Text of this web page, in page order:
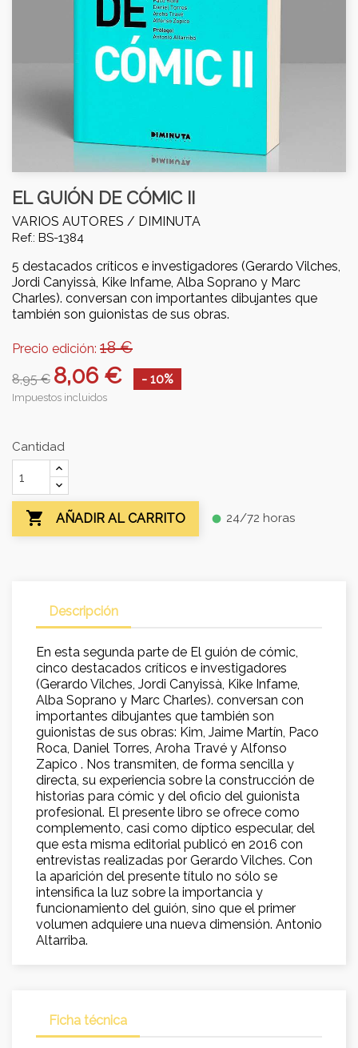
EL GUIÓN DE CÓMIC II
VARIOS AUTORES / DIMINUTA
Ref.: BS-1384
5 destacados críticos e investigadores (Gerardo Vilches,
Jordi Canyissà, Kike Infame, Alba Soprano y Marc
Charles). conversan con importantes dibujantes que
también son guionistas de sus obras.
Precio edición: 18 €
8,95 € 8,06 € - 10%
Impuestos incluidos
Cantidad
 AÑADIR AL CARRITO fiber_manual_record 24/72 horas
Descripción
En esta segunda parte de El guión de cómic,
cinco destacados críticos e investigadores
(Gerardo Vilches, Jordi Canyissà, Kike Infame,
Alba Soprano y Marc Charles). conversan con
importantes dibujantes que también son
guionistas de sus obras: Kim, Jaime Martín, Paco
Roca, Daniel Torres, Aroha Travé y Alfonso
Zapico . Nos transmiten, de forma sencilla y
directa, su experiencia sobre la construcción de
historias para cómic y del oficio del guionista
profesional. El presente libro se ofrece como
complemento, casi como díptico especular, del
que esta misma editorial publicó en 2016 con
entrevistas realizadas por Gerardo Vilches. Con
la aparición del presente título no sólo se
intensifica la luz sobre la importancia y
funcionamiento del guión, sino que el primer
volumen adquiere una nueva dimensión. Antonio
Altarriba.
Ficha técnica